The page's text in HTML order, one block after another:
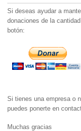
Si deseas ayudar a
donaciones de la
botón:
Si tienes una empresa o
puedes ponerte en
Muchas gracias